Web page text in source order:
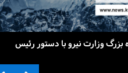
4 پروژه بزرگ وزارت نیرو با دستور رئیس